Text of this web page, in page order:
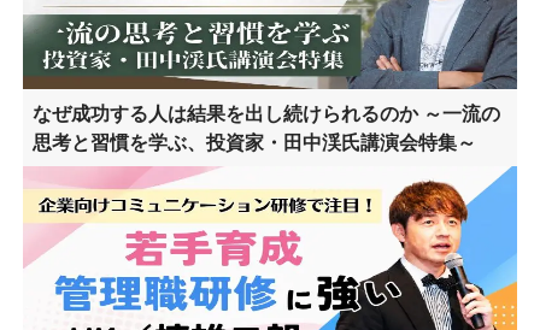
なぜ成功する人は結果を出し続けられるのか ～一流の
思考と習慣を学ぶ、投資家・田中渓氏講演会特集～